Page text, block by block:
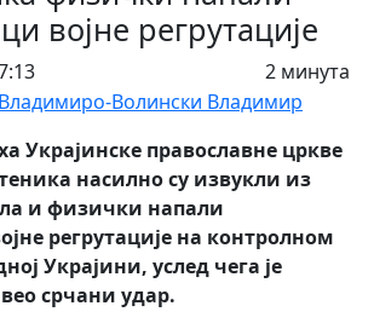
војне регрутације
2 минута
Украјинске православне цркве
насилно су извукли из
и физички напали
регрутације на контролном
Украјини, услед чега је
срчани удар.